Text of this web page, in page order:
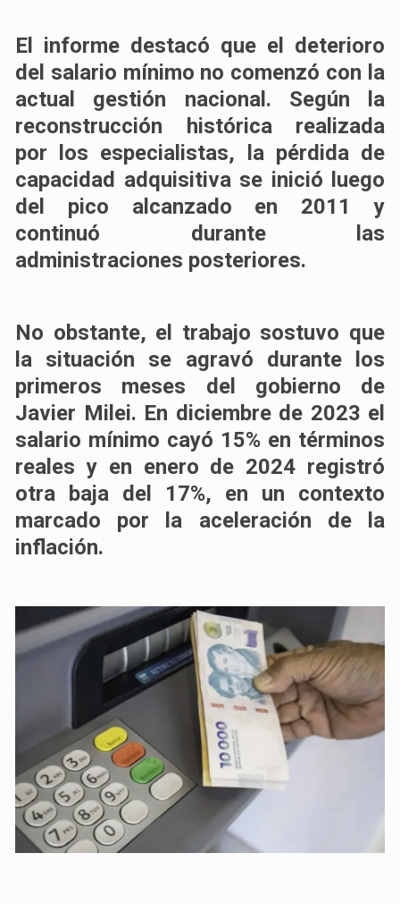
El informe destacó que el deterioro
del salario mínimo no comenzó con la
actual gestión nacional. Según la
reconstrucción histórica realizada
por los especialistas, la pérdida de
capacidad adquisitiva se inició luego
del pico alcanzado en 2011 y
continuó durante las
administraciones posteriores.
No obstante, el trabajo sostuvo que
la situación se agravó durante los
primeros meses del gobierno de
Javier Milei. En diciembre de 2023 el
salario mínimo cayó 15% en términos
reales y en enero de 2024 registró
otra baja del 17%, en un contexto
marcado por la aceleración de la
inflación.